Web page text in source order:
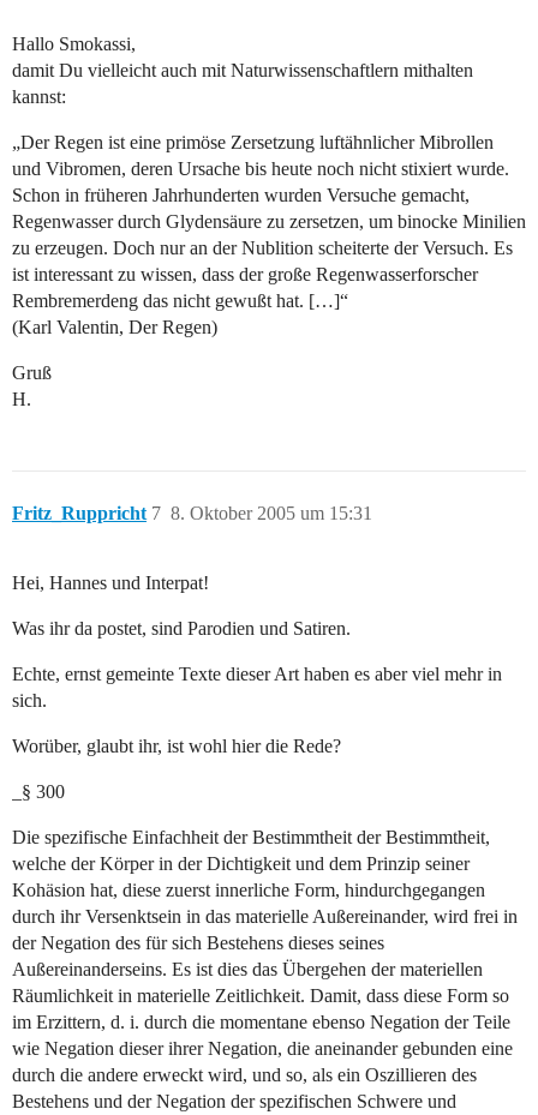
Hallo Smokassi,
damit Du vielleicht auch mit Naturwissenschaftlern mithalten
kannst:
„Der Regen ist eine primöse Zersetzung luftähnlicher Mibrollen
und Vibromen, deren Ursache bis heute noch nicht stixiert wurde.
Schon in früheren Jahrhunderten wurden Versuche gemacht,
Regenwasser durch Glydensäure zu zersetzen, um binocke Minilien
zu erzeugen. Doch nur an der Nublition scheiterte der Versuch. Es
ist interessant zu wissen, dass der große Regenwasserforscher
Rembremerdeng das nicht gewußt hat. […]“
(Karl Valentin, Der Regen)
Gruß
H.
Fritz_Ruppricht 8. Oktober 2005 um 15:31
7
Hei, Hannes und Interpat!
Was ihr da postet, sind Parodien und Satiren.
Echte, ernst gemeinte Texte dieser Art haben es aber viel mehr in
sich.
Worüber, glaubt ihr, ist wohl hier die Rede?
_§ 300
Die spezifische Einfachheit der Bestimmtheit der Bestimmtheit,
welche der Körper in der Dichtigkeit und dem Prinzip seiner
Kohäsion hat, diese zuerst innerliche Form, hindurchgegangen
durch ihr Versenktsein in das materielle Außereinander, wird frei in
der Negation des für sich Bestehens dieses seines
Außereinanderseins. Es ist dies das Übergehen der materiellen
Räumlichkeit in materielle Zeitlichkeit. Damit, dass diese Form so
im Erzittern, d. i. durch die momentane ebenso Negation der Teile
wie Negation dieser ihrer Negation, die aneinander gebunden eine
durch die andere erweckt wird, und so, als ein Oszillieren des
Bestehens und der Negation der spezifischen Schwere und